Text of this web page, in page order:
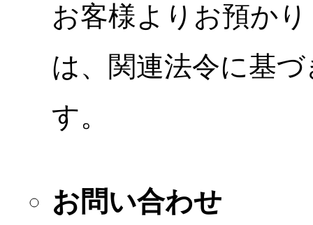
お客様よりお預か
は、関連法令に基
す。
お問い合わせ